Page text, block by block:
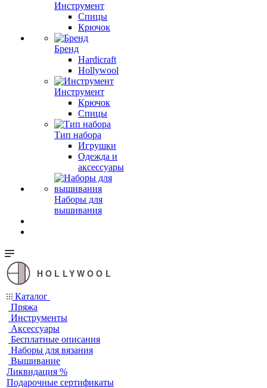
Инструмент
Спицы
Крючок
Бренд
Hardicraft
Hollywool
Инструмент
Крючок
Спицы
Тип набора
Игрушки
Одежда и
аксессуары
Наборы для
вышивания
HOLLYWOOL
Каталог
Пряжа
Инструменты
Аксессуары
Бесплатные описания
Наборы для вязания
Вышивание
Ликвидация %
Подарочные сертификаты